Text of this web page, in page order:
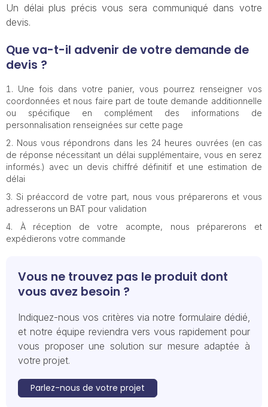
Un délai plus précis vous sera communiqué dans votre
devis.
Que va-t-il advenir de votre demande de
devis ?
Une fois dans votre panier, vous pourrez renseigner vos
coordonnées et nous faire part de toute demande additionnelle
ou spécifique en complément des informations de
personnalisation renseignées sur cette page
Nous vous répondrons dans les 24 heures ouvrées (en cas
de réponse nécessitant un délai supplémentaire, vous en serez
informés.) avec un devis chiffré définitif et une estimation de
délai
Si préaccord de votre part, nous vous préparerons et vous
adresserons un BAT pour validation
À réception de votre acompte, nous préparerons et
expédierons votre commande
Vous ne trouvez pas le produit dont
vous avez besoin ?
Indiquez-nous vos critères via notre formulaire dédié,
et notre équipe reviendra vers vous rapidement pour
vous proposer une solution sur mesure adaptée à
votre projet.
Parlez-nous de votre projet